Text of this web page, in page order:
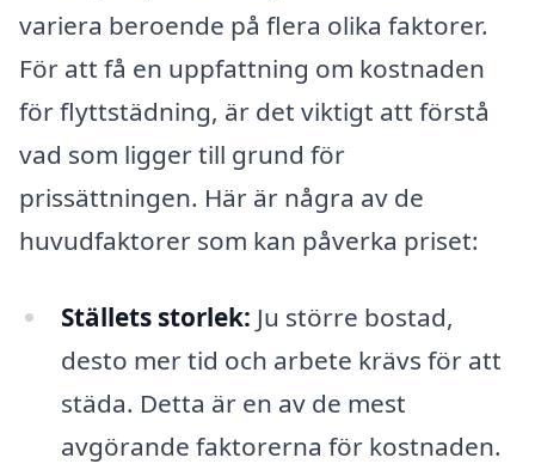
variera beroende på flera olika faktorer.
För att få en uppfattning om kostnaden
för flyttstädning, är det viktigt att förstå
vad som ligger till grund för
prissättningen. Här är några av de
huvudfaktorer som kan påverka priset:
Ställets storlek: Ju större bostad,
desto mer tid och arbete krävs för att
städa. Detta är en av de mest
avgörande faktorerna för kostnaden.